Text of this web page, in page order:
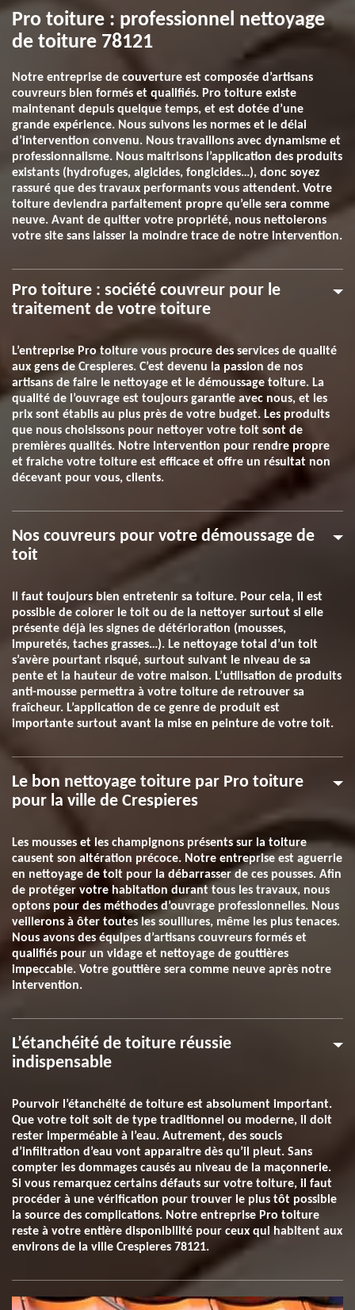
Pro toiture : professionnel nettoyage
de toiture 78121
Notre entreprise de couverture est composée d’artisans
couvreurs bien formés et qualifiés. Pro toiture existe
maintenant depuis quelque temps, et est dotée d’une
grande expérience. Nous suivons les normes et le délai
d’intervention convenu. Nous travaillons avec dynamisme et
professionnalisme. Nous maitrisons l’application des produits
existants (hydrofuges, algicides, fongicides…), donc soyez
rassuré que des travaux performants vous attendent. Votre
toiture deviendra parfaitement propre qu’elle sera comme
neuve. Avant de quitter votre propriété, nous nettoierons
votre site sans laisser la moindre trace de notre intervention.
Pro toiture : société couvreur pour le
traitement de votre toiture
L’entreprise Pro toiture vous procure des services de qualité
aux gens de Crespieres. C’est devenu la passion de nos
artisans de faire le nettoyage et le démoussage toiture. La
qualité de l’ouvrage est toujours garantie avec nous, et les
prix sont établis au plus près de votre budget. Les produits
que nous choisissons pour nettoyer votre toit sont de
premières qualités. Notre intervention pour rendre propre
et fraiche votre toiture est efficace et offre un résultat non
décevant pour vous, clients.
Nos couvreurs pour votre démoussage de
toit
Il faut toujours bien entretenir sa toiture. Pour cela, il est
possible de colorer le toit ou de la nettoyer surtout si elle
présente déjà les signes de détérioration (mousses,
impuretés, taches grasses…). Le nettoyage total d’un toit
s’avère pourtant risqué, surtout suivant le niveau de sa
pente et la hauteur de votre maison. L’utilisation de produits
anti-mousse permettra à votre toiture de retrouver sa
fraîcheur. L’application de ce genre de produit est
importante surtout avant la mise en peinture de votre toit.
Le bon nettoyage toiture par Pro toiture
pour la ville de Crespieres
Les mousses et les champignons présents sur la toiture
causent son altération précoce. Notre entreprise est aguerrie
en nettoyage de toit pour la débarrasser de ces pousses. Afin
de protéger votre habitation durant tous les travaux, nous
optons pour des méthodes d’ouvrage professionnelles. Nous
veillerons à ôter toutes les souillures, même les plus tenaces.
Nous avons des équipes d’artisans couvreurs formés et
qualifiés pour un vidage et nettoyage de gouttières
impeccable. Votre gouttière sera comme neuve après notre
intervention.
L’étanchéité de toiture réussie
indispensable
Pourvoir l’étanchéité de toiture est absolument important.
Que votre toit soit de type traditionnel ou moderne, il doit
rester imperméable à l’eau. Autrement, des soucis
d’infiltration d’eau vont apparaitre dès qu’il pleut. Sans
compter les dommages causés au niveau de la maçonnerie.
Si vous remarquez certains défauts sur votre toiture, il faut
procéder à une vérification pour trouver le plus tôt possible
la source des complications. Notre entreprise Pro toiture
reste à votre entière disponibilité pour ceux qui habitent aux
environs de la ville Crespieres 78121.